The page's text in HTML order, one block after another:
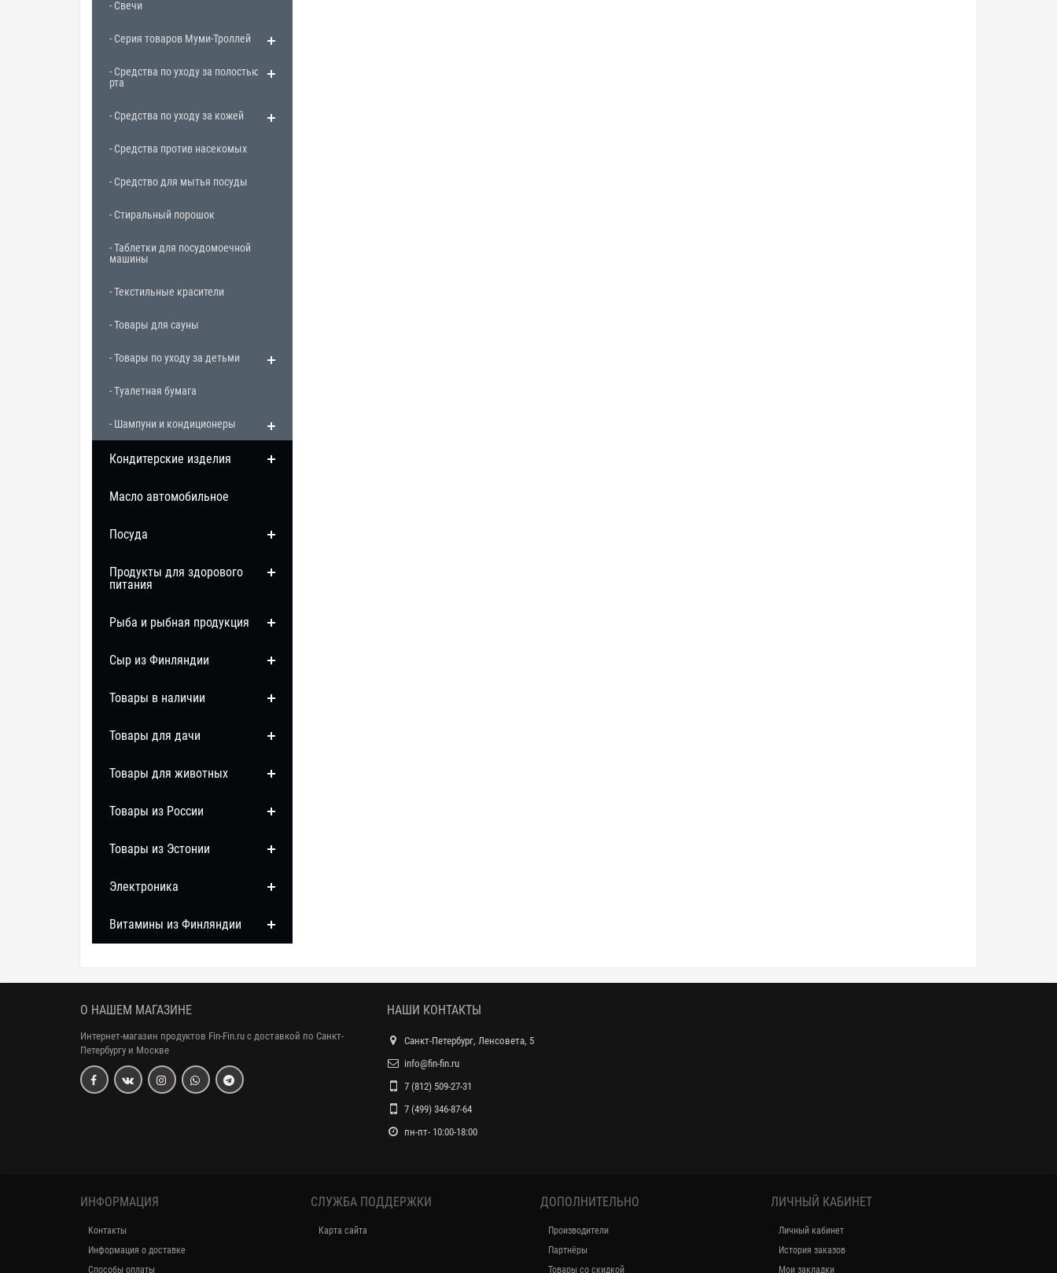
- Свечи
- Серия товаров Муми-Троллей
- Средства по уходу за полостью
рта
- Средства по уходу за кожей
- Средства против насекомых
- Средство для мытья посуды
- Стиральный порошок
- Таблетки для посудомоечной
машины
- Текстильные красители
- Товары для сауны
- Товары по уходу за детьми
- Туалетная бумага
- Шампуни и кондиционеры
Кондитерские изделия
Масло автомобильное
Посуда
Продукты для здорового
питания
Рыба и рыбная продукция
Сыр из Финляндии
Товары в наличии
Товары для дачи
Товары для животных
Товары из России
Товары из Эстонии
Электроника
Витамины из Финляндии
О НАШЕМ МАГАЗИНЕ
Интернет-магазин продуктов Fin-Fin.ru с доставкой по Санкт-
Петербургу и Москве
НАШИ КОНТАКТЫ
Санкт-Петербург, Ленсовета, 5
info@fin-fin.ru
7 (812) 509-27-31
7 (499) 346-87-64
пн-пт- 10:00-18:00
ИНФОРМАЦИЯ
Контакты
Информация о доставке
Способы оплаты
СЛУЖБА ПОДДЕРЖКИ
Карта сайта
ДОПОЛНИТЕЛЬНО
Производители
Партнёры
Товары со скидкой
ЛИЧНЫЙ КАБИНЕТ
Личный кабинет
История заказов
Мои закладки